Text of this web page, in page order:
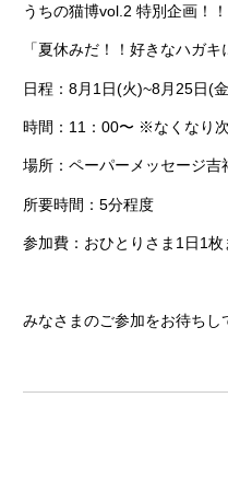
うちの猫博vol.2 特別企画！！
「夏休みだ！！好きなハガ
日程：8月1日(火)~8月25日(
時間：11：00〜 ※なくなり
場所：ペーパーメッセージ
所要時間：5分程度
参加費：おひとりさま1日1枚
みなさまのご参加をお待ち